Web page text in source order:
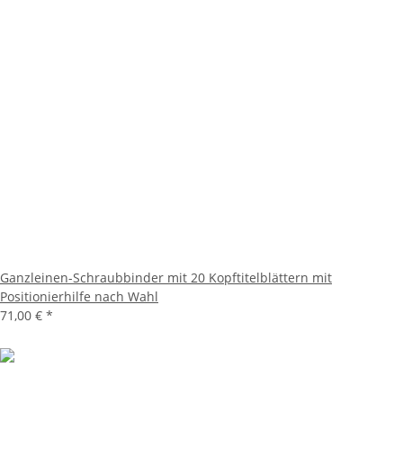
Ganzleinen-Schraubbinder mit 20 Kopftitelblättern mit
Positionierhilfe nach Wahl
71,00 € *